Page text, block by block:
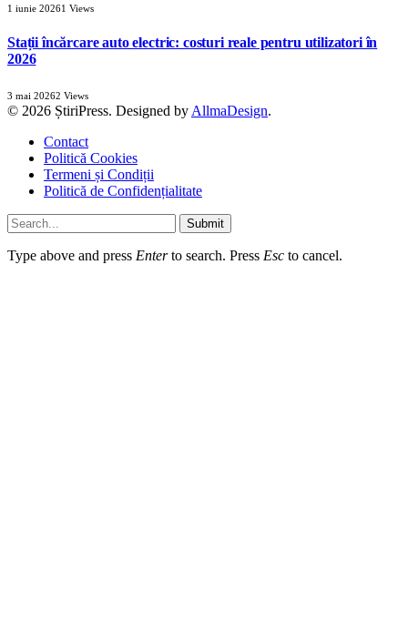
1 iunie 20261 Views
Stații încărcare auto electric: costuri reale pentru utilizatori în
2026
3 mai 20262 Views
© 2026 ȘtiriPress. Designed by AllmaDesign.
Contact
Politică Cookies
Termeni și Condiții
Politică de Confidențialitate
Submit
Type above and press Enterto search. Press Esc to cancel.